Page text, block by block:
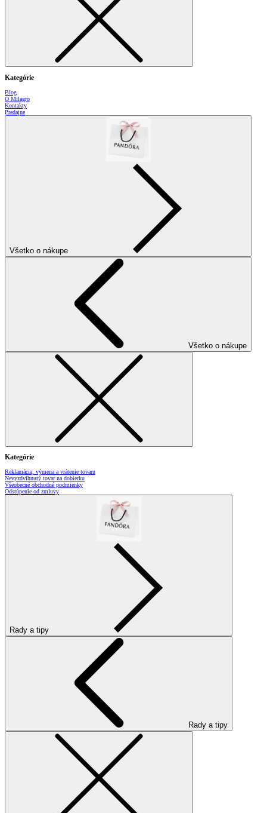
Kategórie
Blog
O Milagro
Kontakty
Predajne
Všetko o nákupe
Všetko o nákupe
Kategórie
Reklamácia, výmena a vrátenie tovaru
Nevyzdvihnutý tovar na dobierku
Všeobecné obchodné podmienky
Odstúpenie od zmluvy
Rady a tipy
Rady a tipy